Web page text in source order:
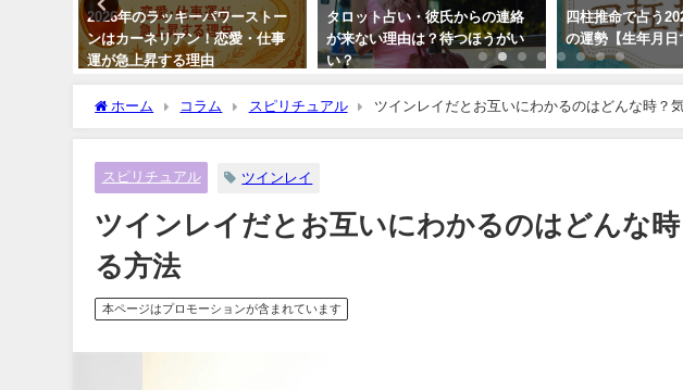
2026年のラッキーパワーストー
ンはカーネリアン！恋愛・仕事
運が急上昇する理由
タロット占い・彼氏からの連絡
が来ない理由は？待つほうがい
い？
四柱推命で占う
の運勢【生年月日
ホーム コラム スピリチュアル ツインレイだとお互いにわかるのはどんな時？
スピリチュアル ツインレイ
ツインレイだとお互いにわかるのはどんな
る方法
本ページはプロモーションが含まれています